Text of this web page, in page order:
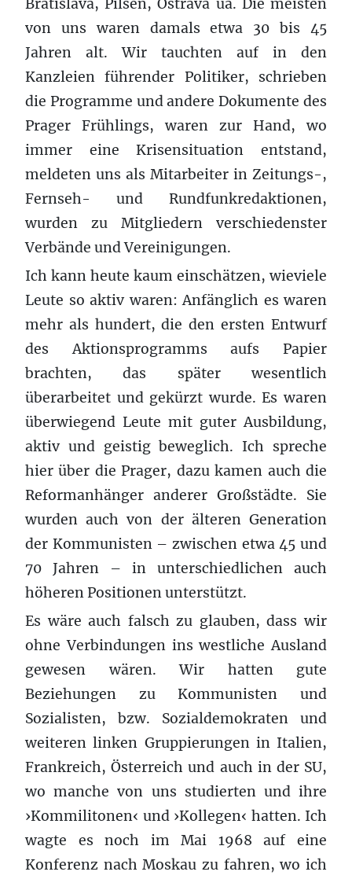
Bratislava, Pilsen, Ostrava ua. Die meisten
von uns waren damals etwa 30 bis 45
Jahren alt. Wir tauchten auf in den
Kanzleien führender Politiker, schrieben
die Programme und andere Dokumente des
Prager Frühlings, waren zur Hand, wo
immer eine Krisensituation entstand,
meldeten uns als Mitarbeiter in Zeitungs-,
Fernseh- und Rundfunkredaktionen,
wurden zu Mitgliedern verschiedenster
Verbände und Vereinigungen.
Ich kann heute kaum einschätzen, wieviele
Leute so aktiv waren: Anfänglich es waren
mehr als hundert, die den ersten Entwurf
des Aktionsprogramms aufs Papier
brachten, das später wesentlich
überarbeitet und gekürzt wurde. Es waren
überwiegend Leute mit guter Ausbildung,
aktiv und geistig beweglich. Ich spreche
hier über die Prager, dazu kamen auch die
Reformanhänger anderer Großstädte. Sie
wurden auch von der älteren Generation
der Kommunisten – zwischen etwa 45 und
70 Jahren – in unterschiedlichen auch
höheren Positionen unterstützt.
Es wäre auch falsch zu glauben, dass wir
ohne Verbindungen ins westliche Ausland
gewesen wären. Wir hatten gute
Beziehungen zu Kommunisten und
Sozialisten, bzw. Sozialdemokraten und
weiteren linken Gruppierungen in Italien,
Frankreich, Österreich und auch in der SU,
wo manche von uns studierten und ihre
›Kommilitonen‹ und ›Kollegen‹ hatten. Ich
wagte es noch im Mai 1968 auf eine
Konferenz nach Moskau zu fahren, wo ich